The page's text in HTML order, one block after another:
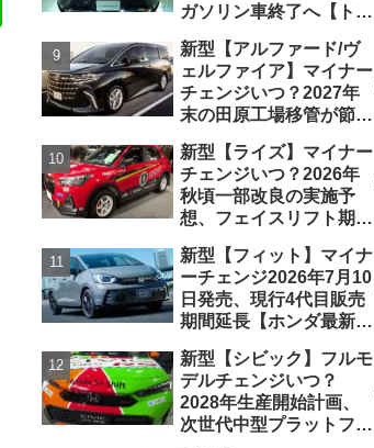
ガソリン車終了へ【トヨ
チェンジ2027年以降予
想
新型【アルファード/ヴ
ェルファイア】マイナー
チェンジいつ？2027年
末の田原工場移管が節目
のフェイスリフト予想
【トヨタ最新情報】
2026年6月一部改良済
み、消費税込価格559万
9000円から
新型【ライズ】マイナー
チェンジいつ？2026年
秋頃一部改良の実施予
想、フェイスリフト期
2～3ヵ月に短縮【ダイハ
ツ最新情報】前回改良は
2024年11月5日、価格
180.07～244.2万円、値
上げ約8～10万円、法規
対応、ハイブリッド
4WD追加まだ、フルモ
デルチェンジはトヨタが
介入か
新型【フィット】マイナ
ーチェンジ2026年7月10
日発売、現行4代目販売
期間延長【ホンダ最新情
いつ？フルモデルチェン
ジは2029年頃まで遅れ
る予想
新型【シビック】フルモ
デルチェンジいつ？
2028年生産開始計画、
次世代中型プラットフォ